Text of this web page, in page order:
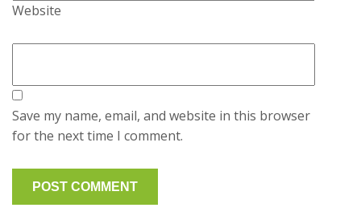
Website
Save my name, email, and website in this browser
for the next time I comment.